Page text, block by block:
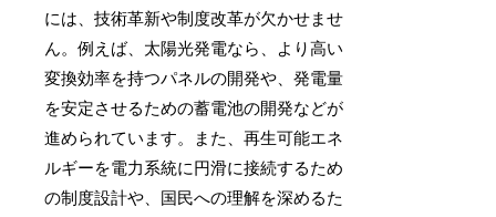
には、技術革新や制度改革が欠かせませ
ん。例えば、太陽光発電なら、より高い
変換効率を持つパネルの開発や、発電量
を安定させるための蓄電池の開発などが
進められています。また、再生可能エネ
ルギーを電力系統に円滑に接続するため
の制度設計や、国民への理解を深めるた